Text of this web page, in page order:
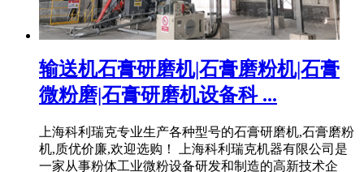
输送机石膏研磨机|石膏磨粉机|石膏
微粉磨|石膏研磨机设备科 ...
上海科利瑞克专业生产各种型号的石膏研磨机,石膏磨粉
机,质优价廉,欢迎选购！ 上海科利瑞克机器有限公司是
一家从事粉体工业微粉设备研发和制造的高新技术企